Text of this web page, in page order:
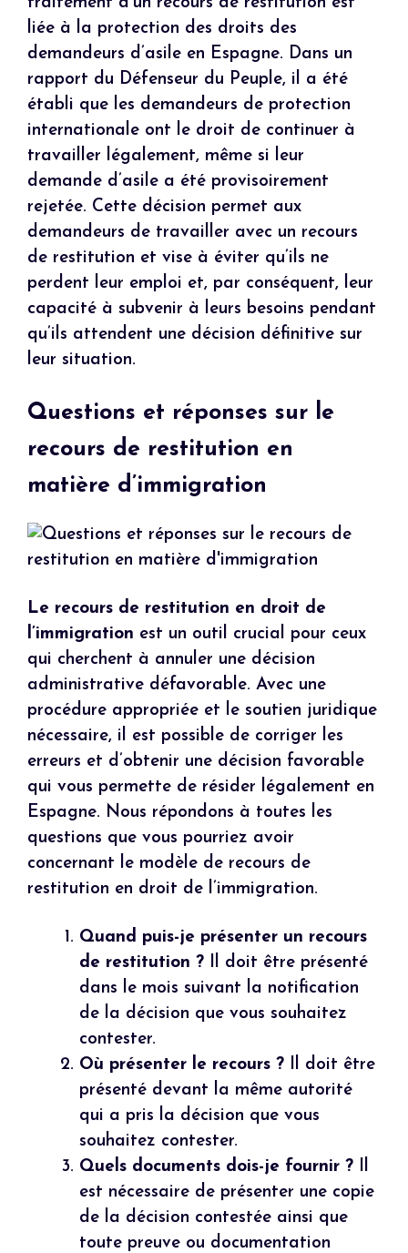
liée à la protection des droits des
demandeurs d’asile en Espagne. Dans un
rapport du Défenseur du Peuple, il a été
établi que les demandeurs de protection
internationale ont le droit de continuer à
travailler légalement, même si leur
demande d’asile a été provisoirement
rejetée. Cette décision permet aux
demandeurs de travailler avec un recours
de restitution et vise à éviter qu’ils ne
perdent leur emploi et, par conséquent, leur
capacité à subvenir à leurs besoins pendant
qu’ils attendent une décision définitive sur
leur situation.
Questions et réponses sur le
recours de restitution en
matière d’immigration
Le recours de restitution en droit de
l’immigration est un outil crucial pour ceux
qui cherchent à annuler une décision
administrative défavorable. Avec une
procédure appropriée et le soutien juridique
nécessaire, il est possible de corriger les
erreurs et d’obtenir une décision favorable
qui vous permette de résider légalement en
Espagne. Nous répondons à toutes les
questions que vous pourriez avoir
concernant le modèle de recours de
restitution en droit de l’immigration.
Quand puis-je présenter un recours
de restitution ? Il doit être présenté
dans le mois suivant la notification
de la décision que vous souhaitez
contester.
Où présenter le recours ? Il doit être
présenté devant la même autorité
qui a pris la décision que vous
souhaitez contester.
Quels documents dois-je fournir ?
est nécessaire de présenter une copie
de la décision contestée ainsi que
toute preuve ou documentation